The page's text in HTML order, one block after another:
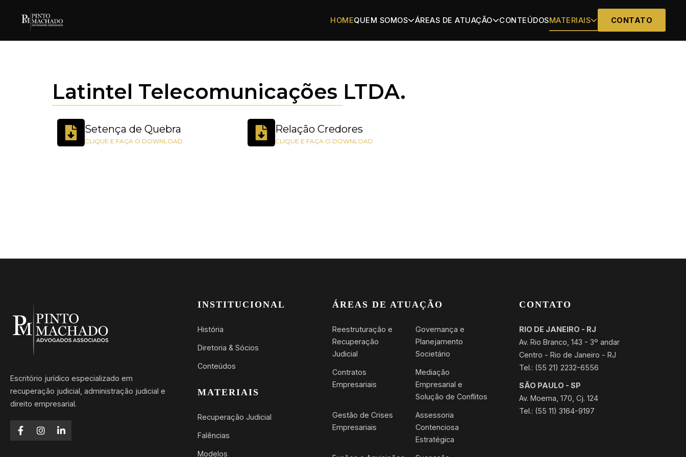
HOMEQUEM SOMOS ÁREAS DE ATUAÇÃO CONTEÚDOSMATERIAIS CONTATO
Latintel Telecomunicações LTDA.
Setença de Quebra
CLIQUE E FAÇA O DOWNLOAD
Relação Credores
CLIQUE E FAÇA O DOWNLOAD
Escritório jurídico especializado em
recuperação judicial, administração judicial e
direito empresarial.
INSTITUCIONAL
História
Diretoria & Sócios
Conteúdos
MATERIAIS
Recuperação Judicial
Falências
Modelos
ÁREAS DE ATUAÇÃO
Reestruturação e
Recuperação
Judicial
Governança e
Planejamento
Societário
Contratos
Empresariais
Mediação
Empresarial e
Solução de Conflitos
Gestão de Crises
Empresariais
Assessoria
Contenciosa
Estratégica
CONTATO
RIO DE JANEIRO - RJ
Av. Rio Branco, 143 - 3º andar
Centro - Rio de Janeiro - RJ
Tel.: (55 21) 2232-6556
SÃO PAULO - SP
Av. Moema, 170, Cj. 124
Tel.: (55 11) 3164-9197